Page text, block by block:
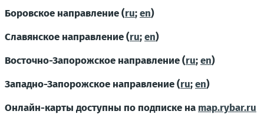
Боровское направление (ru;en)
Славянское направление (ru;en)
Восточно-Запорожское направление (ru;en)
Западно-Запорожское направление (ru;en)
Онлайн-карты доступны по подписке на map.rybar.ru